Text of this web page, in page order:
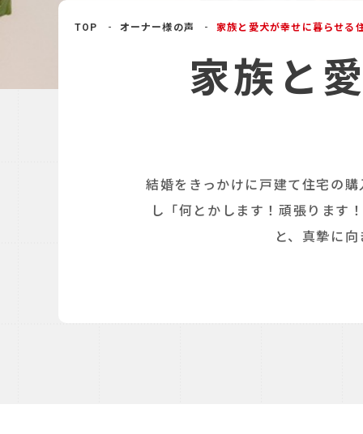
TOP オーナー様の声 家族と愛犬が幸せに暮らせる
家族と
結婚をきっかけに戸建て住宅の
し「何とかします！頑張ります
と、真摯に